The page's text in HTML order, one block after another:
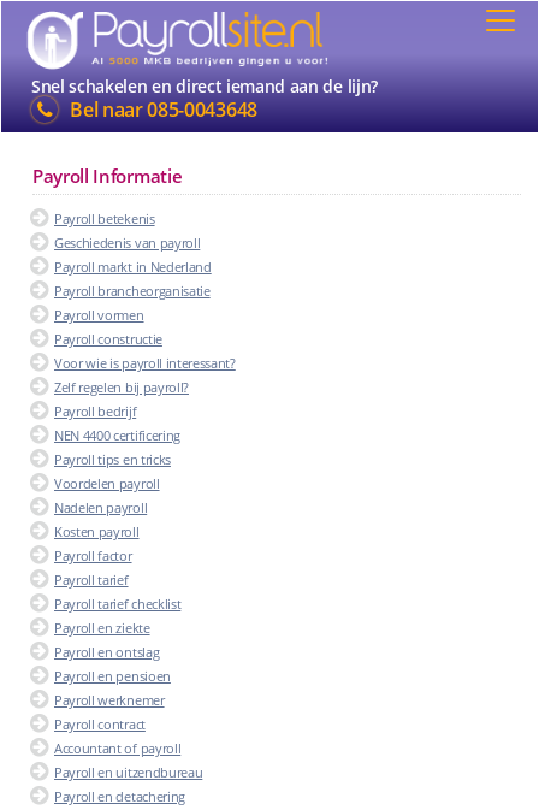
Snel schakelen en direct iemand aan de lijn?
Bel naar085-0043648
Payroll Informatie
Payroll betekenis
Geschiedenis van payroll
Payroll markt in Nederland
Payroll brancheorganisatie
Payroll vormen
Payroll constructie
Voor wie is payroll interessant?
Zelf regelen bij payroll?
Payroll bedrijf
NEN 4400 certificering
Payroll tips en tricks
Voordelen payroll
Nadelen payroll
Kosten payroll
Payroll factor
Payroll tarief
Payroll tarief checklist
Payroll en ziekte
Payroll en ontslag
Payroll en pensioen
Payroll werknemer
Payroll contract
Accountant of payroll
Payroll en uitzendbureau
Payroll en detachering